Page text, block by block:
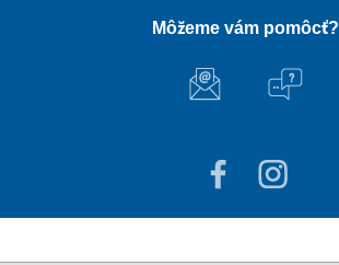
Môžeme vám pomôcť?